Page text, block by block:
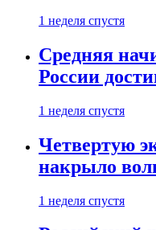
1 неделя спустя
Средняя
России
1 неделя спустя
Четвертую
накрыло
1 неделя спустя